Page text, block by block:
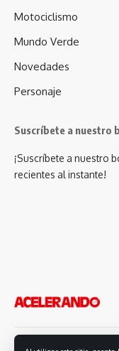
Motociclismo
Mundo Verde
Novedades
Personaje
Suscríbete a nuestro
¡Suscríbete a nuestro
recientes al instante!